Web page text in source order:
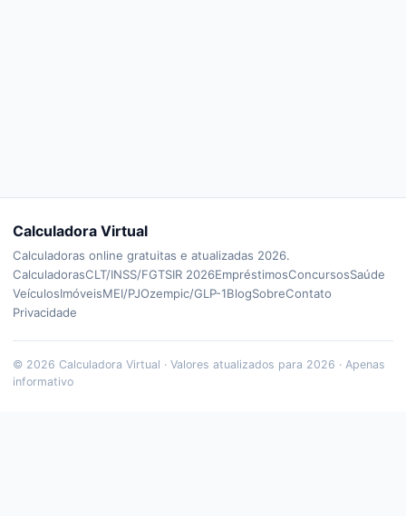
Calculadora Virtual
Calculadoras online gratuitas e atualizadas 2026.
CalculadorasCLT/INSS/FGTSIR 2026EmpréstimosConcursosSaúde
VeículosImóveisMEI/PJOzempic/GLP-1BlogSobreContato
Privacidade
© 2026 Calculadora Virtual · Valores atualizados para 2026 · Apenas
informativo